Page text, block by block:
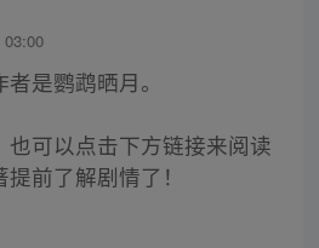
03:00
者是鹦鹉晒月。
也可以点击下方链接来阅读
提前了解剧情了！